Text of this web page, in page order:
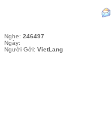
Nghe: 246497
Ngày:
Người Gởi: VietLang